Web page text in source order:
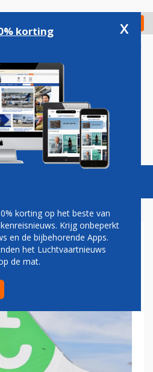
Check in
Podcasts Vacatures
FNV BIJ
TRANSAVIA
korting x
korting op het beste van
Krijg onbeperkt
en de bijbehorende Apps.
het Luchtvaartnieuws
de mat.